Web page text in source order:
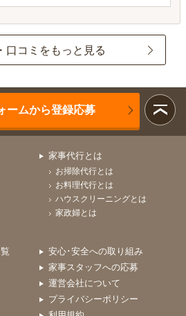
口コミをもっと見る
ームから登録応募
家事代行とは
お掃除代行とは
お料理代行とは
ハウスクリーニングとは
家政婦とは
安心･安全への取り組み
家事スタッフへの応募
運営会社について
プライバシーポリシー